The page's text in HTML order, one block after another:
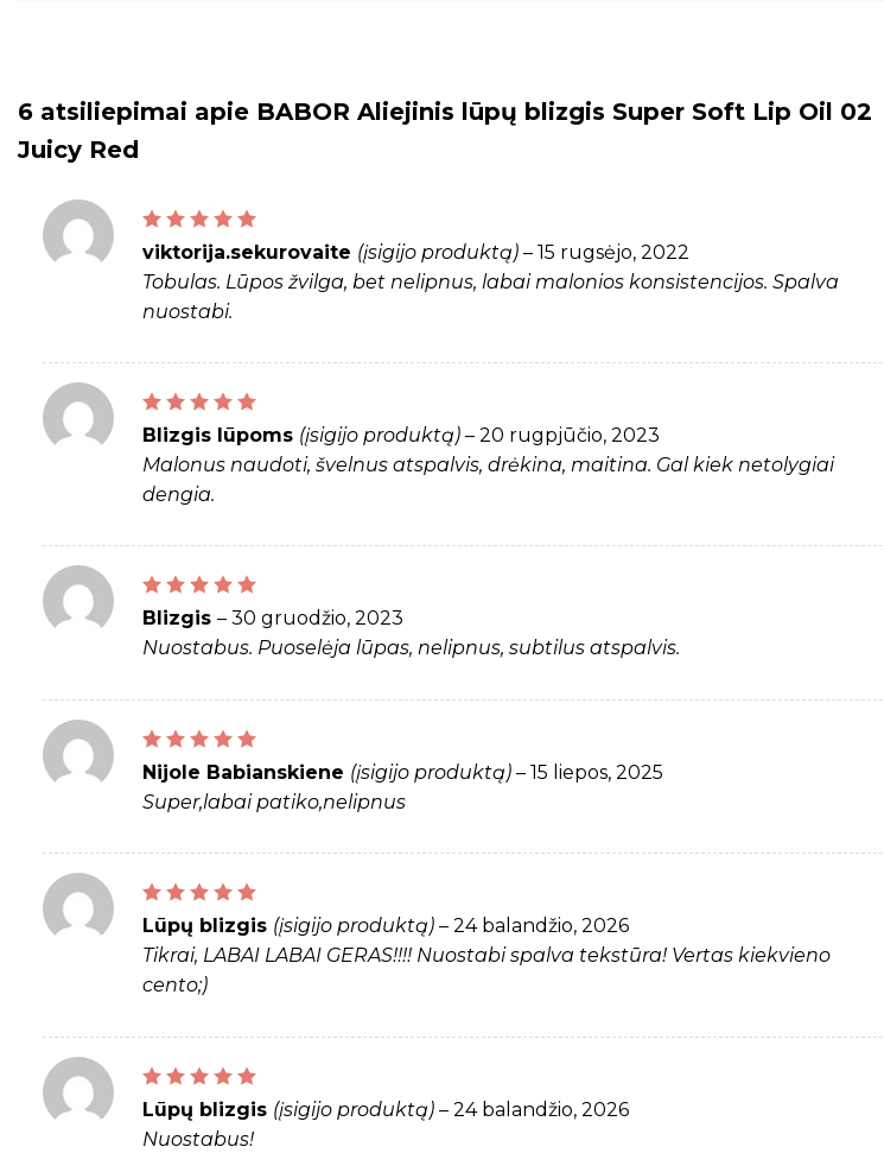
6 atsiliepimai apie BABOR Aliejinis lūpų blizgis Super Soft Lip Oil 02
Juicy Red
Įvertinimas:5iš 5
viktorija.sekurovaite (įsigijo produktą) – 15 rugsėjo, 2022
Tobulas. Lūpos žvilga, bet nelipnus, labai malonios konsistencijos. Spalva
nuostabi.
Įvertinimas:4iš 5
Blizgis lūpoms (įsigijo produktą) – 20 rugpjūčio, 2023
Malonus naudoti, švelnus atspalvis, drėkina, maitina. Gal kiek netolygiai
dengia.
Įvertinimas:5iš 5
Blizgis – 30 gruodžio, 2023
Nuostabus. Puoselėja lūpas, nelipnus, subtilus atspalvis.
Įvertinimas:5iš 5
Nijole Babianskiene (įsigijo produktą) – 15 liepos, 2025
Super,labai patiko,nelipnus
Įvertinimas:5iš 5
Lūpų blizgis (įsigijo produktą) – 24 balandžio, 2026
Tikrai, LABAI LABAI GERAS!!!! Nuostabi spalva tekstūra! Vertas kiekvieno
cento;)
Įvertinimas:5iš 5
Lūpų blizgis (įsigijo produktą) – 24 balandžio, 2026
Nuostabus!